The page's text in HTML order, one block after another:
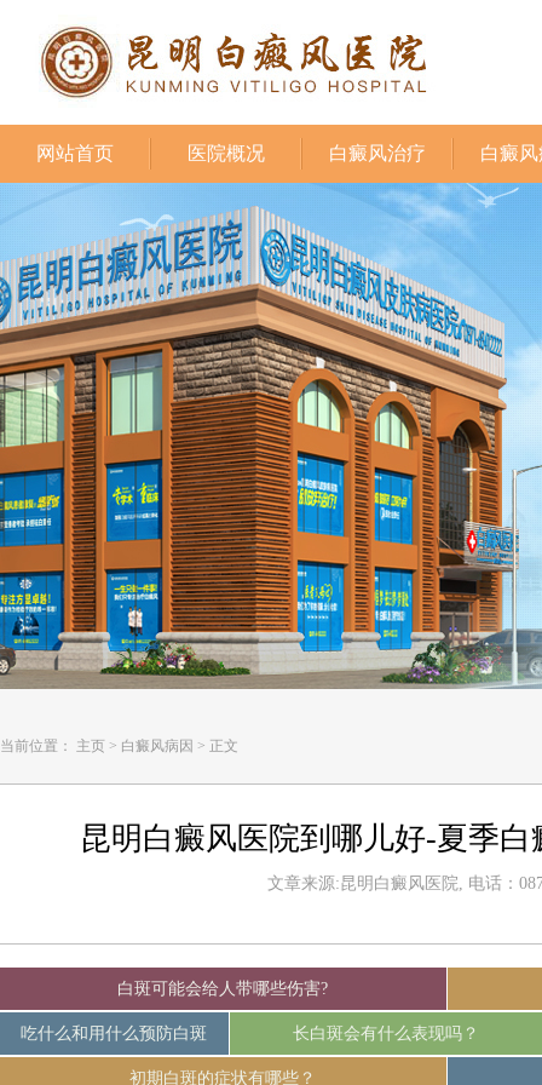
网站首页 医院概况 白癜风治疗 白癜
当前位置： 主页 > 白癜风病因 > 正文
昆明白癜风医院到哪儿好-夏季
文章来源:昆明白癜风医院, 电话：
白斑可能会给人带哪些伤害?
吃什么和用什么预防白斑 长白斑会有什么表现吗？
初期白斑的症状有哪些？